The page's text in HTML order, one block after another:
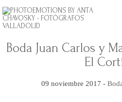
Boda Juan Carlos y
El
09 noviembre 2017 -